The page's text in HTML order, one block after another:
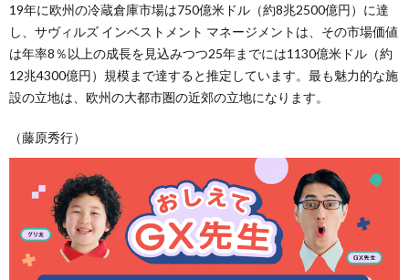
19年に欧州の冷蔵倉庫市場は750億米ドル（約8兆2500億円）に達
し、サヴィルズ インベストメント マネージメントは、その市場価値
は年率8％以上の成長を見込みつつ25年までには1130億米ドル（約
12兆4300億円）規模まで達すると推定しています。最も魅力的な施
設の立地は、欧州の大都市圏の近郊の立地になります。
（藤原秀行）